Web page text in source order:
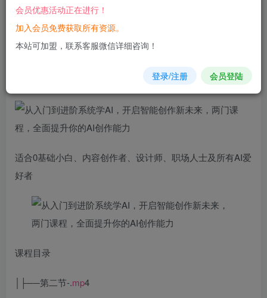
您当前未登录！建议登陆后购买，可保存购买订单
适合0基础小白、内容创作者、设计师、职场人士及所有AI爱
好者
课程目录
│├──第二节-.mp4
会员优惠活动正在进行！
加入会员免费获取所有资源。
本站可加盟，联系客服微信详细咨询！
登录/注册 会员登陆